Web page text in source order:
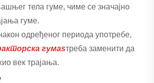
тела гуме, чиме се значајно
гуме.
одређеног периода употребе,
гумаsтреба заменити да
век трајања.